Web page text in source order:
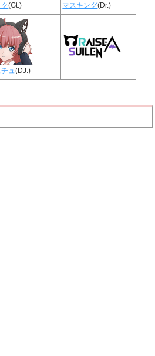
ク(Gt.) マスキング(Dr.)
ュ(DJ.)